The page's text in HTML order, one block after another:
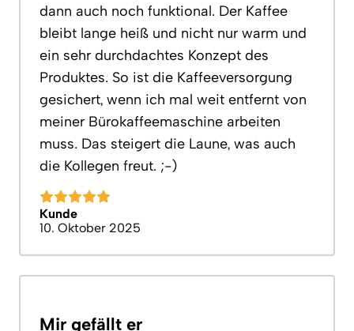
dann auch noch funktional. Der Kaffee
bleibt lange heiß und nicht nur warm und
ein sehr durchdachtes Konzept des
Produktes. So ist die Kaffeeversorgung
gesichert, wenn ich mal weit entfernt von
meiner Bürokaffeemaschine arbeiten
muss. Das steigert die Laune, was auch
die Kollegen freut. ;-)
Kunde
10. Oktober 2025
Mir gefällt er